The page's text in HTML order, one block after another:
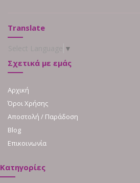
Translate
▼
Σχετικά με εμάς
Αρχική
Όροι Χρήσης
Αποστολή / Παράδοση
Blog
Επικοινωνία
Κατηγορίες